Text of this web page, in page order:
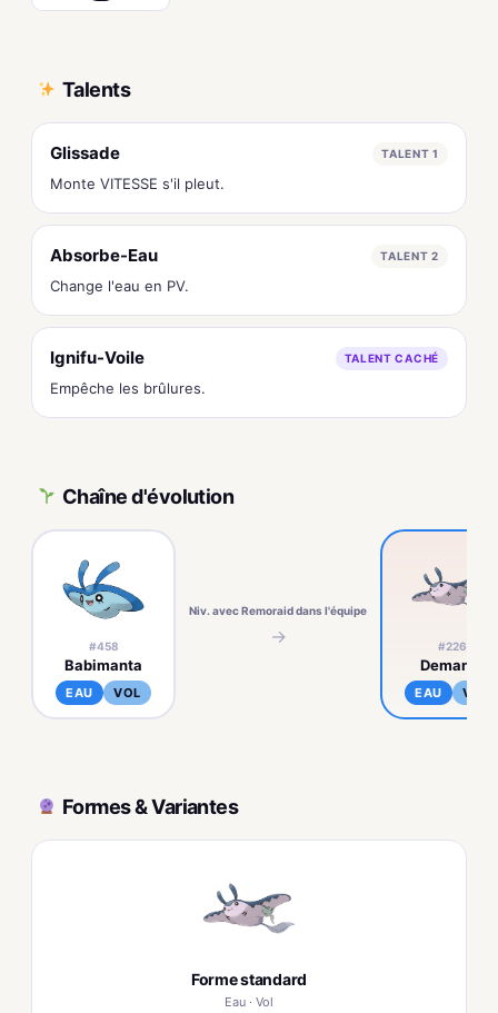
Talents
Glissade TALENT 1
Monte VITESSE s'il pleut.
Absorbe-Eau TALENT 2
Change l'eau en PV.
Ignifu-Voile TALENT CACHÉ
Empêche les brûlures.
Chaîne d'évolution
#458
Babimanta
EAU VOL
Niv. avec Remoraid dans l'équipe
→ #226
Demanta
EAU VOL
Formes & Variantes
Forme standard
Eau · Vol